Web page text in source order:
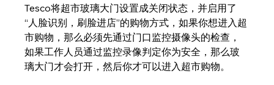
Tesco将超市玻璃大门设置成关闭状态，并启用了
“人脸识别，刷脸进店”的购物方式，如果你想进入超
市购物，那么必须先通过门口监控摄像头的检查，
如果工作人员通过监控录像判定你为安全，那么玻
璃大门才会打开，然后你才可以进入超市购物。